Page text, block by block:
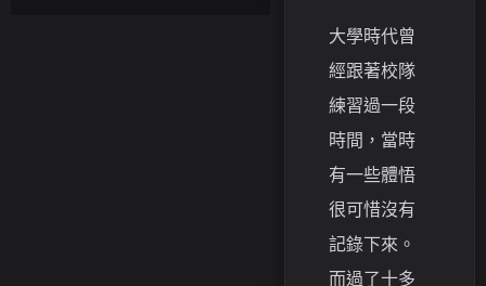
大學時代曾
經跟著校隊
練習過一段
時間，當時
有一些體悟
很可惜沒有
記錄下來。
而過了十多